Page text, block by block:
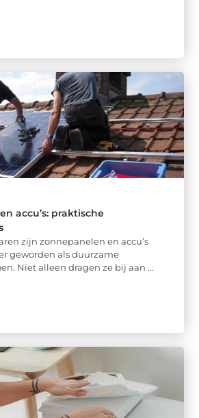
accu’s: praktische
zijn zonnepanelen en accu’s
geworden als duurzame
Niet alleen dragen ze bij aan ...